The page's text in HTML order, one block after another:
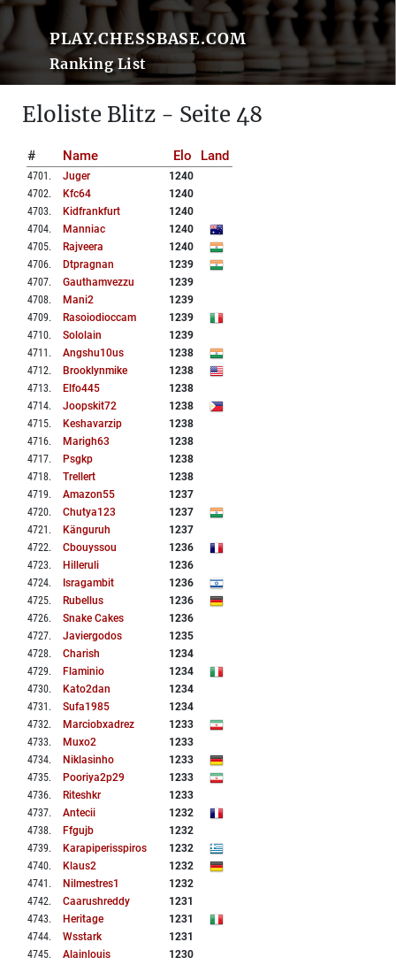
PLAY.CHESSBASE.COM
Ranking List
Eloliste Blitz - Seite 48
# Name Elo Land
4701 . Juger
1240
4702. Kfc64
1240
4703. Kidfrankfurt
1240
4704. Manniac
1240
4705. Rajveera
1240
4706. Dtpragnan
1239
4707. Gauthamvezzu
1239
4708. Mani2
1239
4709. Rasoiodioccam
1239
4710. Sololain
1239
4711 . Angshu10us
1238
4712. Brooklynmike
1238
4713. Elfo445
1238
4714. Joopskit72
1238
4715. Keshavarzip
1238
4716. Marigh63
1238
4717. Psgkp
1238
4718. Trellert
1238
4719. Amazon55
1237
4720. Chutya123
1237
4721 . Känguruh
1237
4722. Cbouyssou
1236
4723. Hilleruli
1236
4724. Isragambit
1236
4725. Rubellus
1236
4726. Snake Cakes
1236
4727. Javiergodos
1235
4728. Charish
1234
4729. Flaminio
1234
4730. Kato2dan
1234
4731 . Sufa1985
1234
4732. Marciobxadrez
1233
4733. Muxo2
1233
4734. Niklasinho
1233
4735. Pooriya2p29
1233
4736. Riteshkr
1233
4737. Antecii
1232
4738. Ffgujb
1232
4739. Karapiperisspiros
1232
4740. Klaus2
1232
4741 . Nilmestres1
1232
4742. Caarushreddy
1231
4743. Heritage
1231
4744. Wsstark
1231
4745. Alainlouis
1230